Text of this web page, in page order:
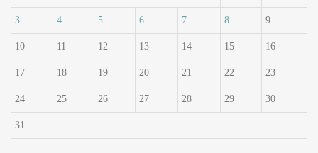
3 4 5 6 7 8 9
10 11 12 13 14 15 16
17 18 19 20 21 22 23
24 25 26 27 28 29 30
31